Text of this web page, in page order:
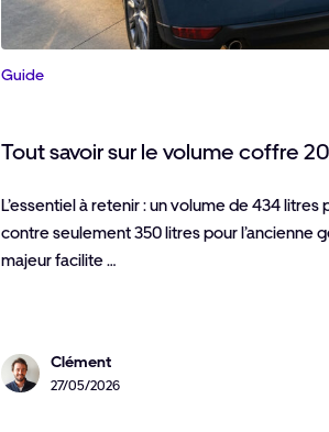
Guide
Tout savoir sur le volume coffre
L’essentiel à retenir : un volume de 434
contre seulement 350 litres pour l’ancienne
majeur facilite …
Clément
27/05/2026